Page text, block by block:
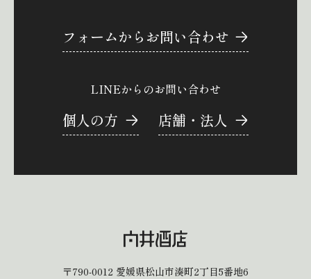
フォームからお問い合わせ
LINEからのお問い合わせ
個人の方 店舗・法人
〒790-0012 愛媛県松山市湊町2丁目5番地6